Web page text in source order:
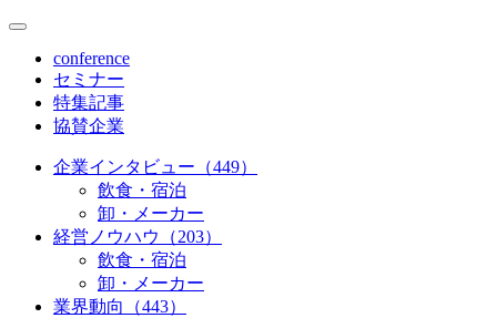
conference
セミナー
特集記事
協賛企業
企業インタビュー（449）
飲食・宿泊
卸・メーカー
経営ノウハウ（203）
飲食・宿泊
卸・メーカー
業界動向（443）